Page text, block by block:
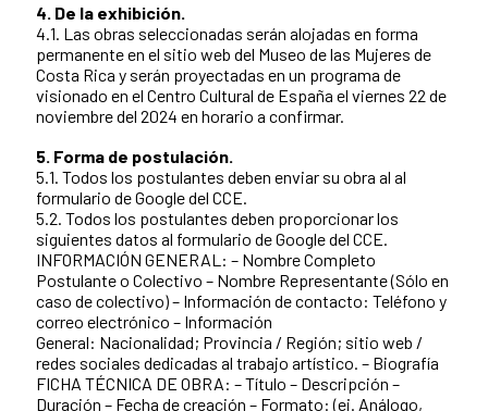
4. De la exhibición.
4.1. Las obras seleccionadas serán alojadas en forma
permanente en el sitio web del Museo de las Mujeres de
Costa Rica y serán proyectadas en un programa de
visionado en el Centro Cultural de España el viernes 22 de
noviembre del 2024 en horario a confirmar.
5. Forma de postulación.
5.1. Todos los postulantes deben enviar su obra al al
formulario de Google del CCE.
5.2. Todos los postulantes deben proporcionar los
siguientes datos al formulario de Google del CCE.
INFORMACIÓN GENERAL: – Nombre Completo
Postulante o Colectivo – Nombre Representante (Sólo en
caso de colectivo) – Información de contacto: Teléfono y
correo electrónico – Información
General: Nacionalidad; Provincia / Región; sitio web /
redes sociales dedicadas al trabajo artístico. – Biografía
FICHA TÉCNICA DE OBRA: – Título – Descripción –
Duración – Fecha de creación – Formato: (ej. Análogo,